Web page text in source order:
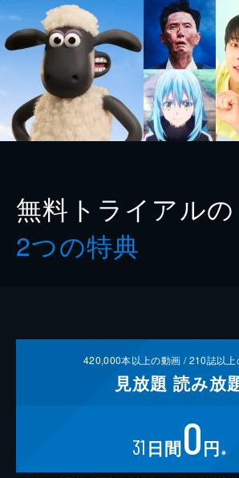
無料トライアルの
2つの特典
420,000本以上の動画 /210誌以
見放題 読み放
31 日間0円 ※